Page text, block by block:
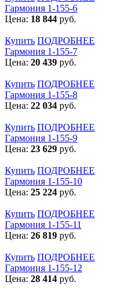
Гармония 1-155-6
Цена: 18 844 руб.
Купить ПОДРОБНЕЕ
Гармония 1-155-7
Цена: 20 439 руб.
Купить ПОДРОБНЕЕ
Гармония 1-155-8
Цена: 22 034 руб.
Купить ПОДРОБНЕЕ
Гармония 1-155-9
Цена: 23 629 руб.
Купить ПОДРОБНЕЕ
Гармония 1-155-10
Цена: 25 224 руб.
Купить ПОДРОБНЕЕ
Гармония 1-155-11
Цена: 26 819 руб.
Купить ПОДРОБНЕЕ
Гармония 1-155-12
Цена: 28 414 руб.